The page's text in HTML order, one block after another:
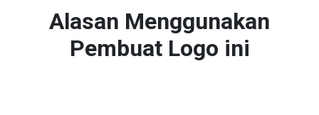
Alasan Menggunakan
Pembuat Logo ini